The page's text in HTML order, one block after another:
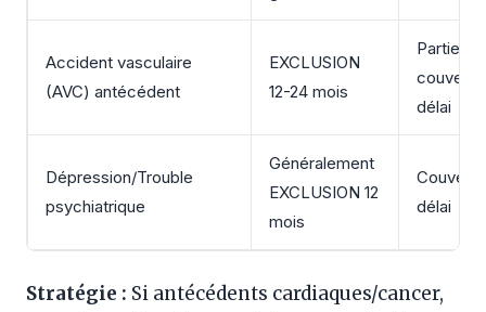
Accident vasculaire
(AVC) antécédent
EXCLUSION
12-24 mois
délai
Dépression/Trouble
psychiatrique
Généralement
EXCLUSION 12
mois
délai
Stratégie : Si antécédents cardiaques/cancer,